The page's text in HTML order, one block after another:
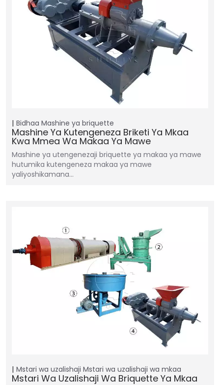
Bidhaa Mashine ya briquette
Mashine Ya Kutengeneza Briketi Ya Mkaa
Kwa Mmea Wa Makaa Ya Mawe
Mashine ya utengenezaji briquette ya makaa ya mawe
hutumika kutengeneza makaa ya mawe
yaliyoshikamana…
Mstari wa uzalishaji Mstari wa uzalishaji wa mkaa
Mstari Wa Uzalishaji Wa Briquette Ya Mkaa